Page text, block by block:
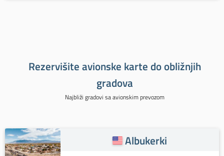
Rezervišite avionske karte do obližnjih
gradova
Najbliži gradovi sa avionskim prevozom
Albukerki